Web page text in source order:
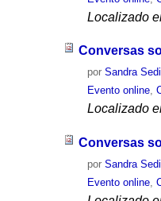
Localizado
Conversas
porSandra
Evento online,
Localizado
Conversas
porSandra
Evento online ,